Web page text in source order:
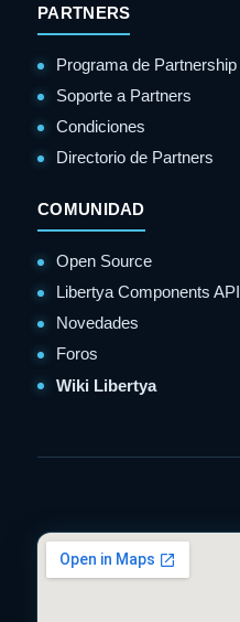
PARTNERS
Programa de Partnership
Soporte a Partners
Condiciones
Directorio de Partners
COMUNIDAD
Open Source
Libertya Components API
Novedades
Foros
Wiki Libertya